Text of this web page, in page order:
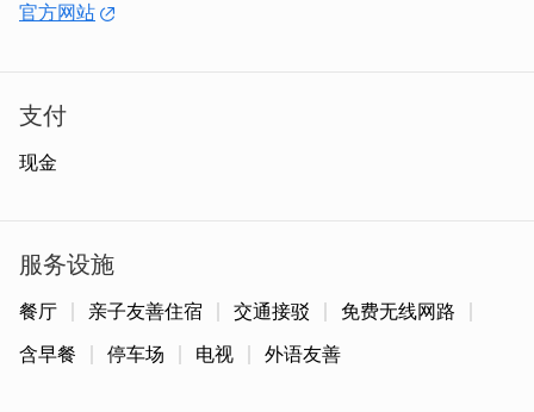
官方网站
支付
现金
服务设施
餐厅 亲子友善住宿 交通接驳 免费无线网路
含早餐 停车场 电视 外语友善